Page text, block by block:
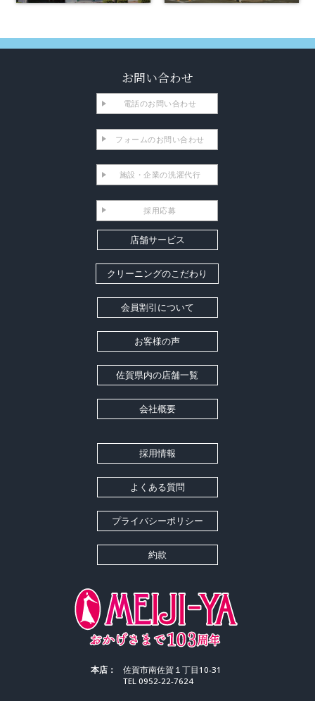
お問い合わせ
電話のお問い合わせ
フォームのお問い合わせ
施設・企業の洗濯代行
採用応募
店舗サービス
クリーニングのこだわり
会員割引について
お客様の声
佐賀県内の店舗一覧
会社概要
採用情報
よくある質問
プライバシーポリシー
約款
本店：
佐賀市南佐賀１丁目10-31
TEL 0952-22-7624